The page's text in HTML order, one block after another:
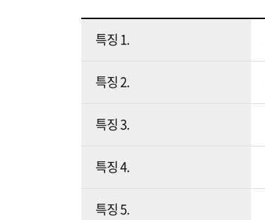
특징 1.
특징 2.
특징 3.
특징 4.
특징 5.